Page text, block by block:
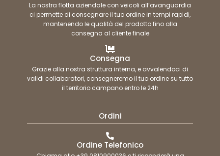
La nostra flotta aziendale con veicoli all’avanguardia
ci permette di consegnare il tuo ordine in tempi rapidi,
mantenendo le qualità del prodotto fino alla
consegna al cliente finale
Consegna
Grazie alla nostra struttura interna, e avvalendoci di
validi collaboratori, consegneremo il tuo ordine su tutto
il territorio campano entro le 24h
Ordini
Ordine Telefonico